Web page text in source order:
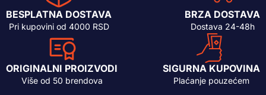
BESPLATNA DOSTAVA
Pri kupovini od 4000 RSD
BRZA DOSTAVA
Dostava 24-48h
ORIGINALNI PROIZVODI
Više od 50 brendova
SIGURNA KUPOVINA
Plaćanje pouzećem